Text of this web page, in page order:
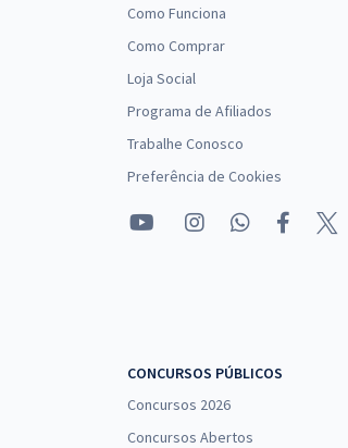
Como Funciona
Como Comprar
Loja Social
Programa de Afiliados
Trabalhe Conosco
Preferência de Cookies
CONCURSOS PÚBLICOS
Concursos 2026
Concursos Abertos